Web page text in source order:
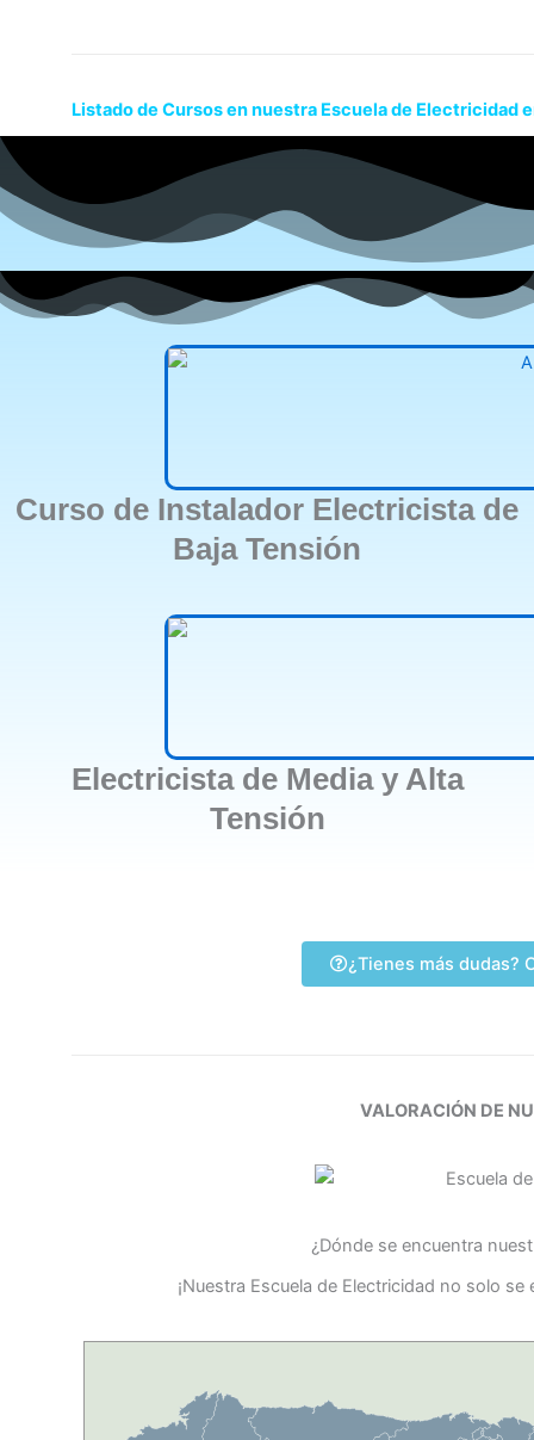
Listado de Cursos en nuestra Escuela de Electricidad
Curso de Instalador Electricista de
Baja Tensión
Electricista de Media y Alta
Tensión
¿Tienes más dudas?
VALORACIÓN DE
¿Dónde se encuentra
¡Nuestra Escuela de Electricidad no solo